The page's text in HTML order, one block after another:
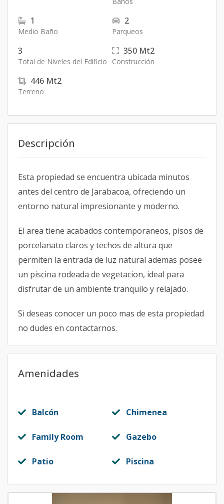
1
Medio Baño
2
Parqueos
3
Total de Niveles del Edificio
350 Mt2
Construcción
446 Mt2
Terreno
Descripción
Esta propiedad se encuentra ubicada minutos
antes del centro de Jarabacoa, ofreciendo un
entorno natural impresionante y moderno.
El area tiene acabados contemporaneos, pisos de
porcelanato claros y techos de altura que
permiten la entrada de luz natural ademas posee
un piscina rodeada de vegetacion, ideal para
disfrutar de un ambiente tranquilo y relajado.
Si deseas conocer un poco mas de esta propiedad
no dudes en contactarnos.
Amenidades
Balcón Chimenea
Family Room Gazebo
Patio Piscina